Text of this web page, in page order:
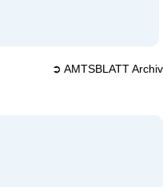
➲ AMTSBLATT Archiv